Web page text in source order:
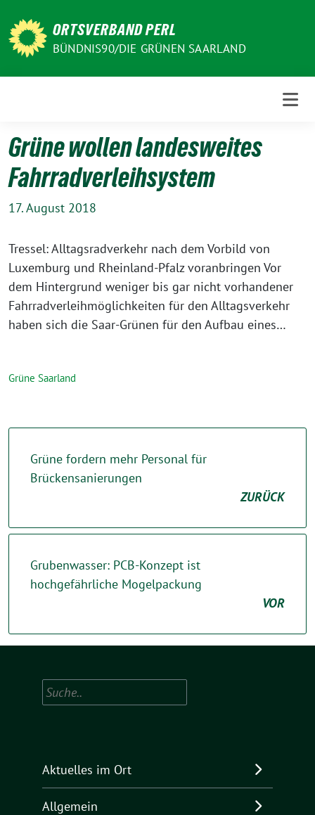
zum
Inhalt
ORTSVERBAND PERL
BÜNDNIS90/DIE GRÜNEN SAARLAND
Grüne wollen landesweites
Fahrradverleihsystem
17. August 2018
Tressel: Alltagsradverkehr nach dem Vorbild von
Luxemburg und Rheinland-Pfalz voranbringen Vor
dem Hintergrund weniger bis gar nicht vorhandener
Fahrradverleihmöglichkeiten für den Alltagsverkehr
haben sich die Saar-Grünen für den Aufbau eines…
Grüne Saarland
Grüne fordern mehr Personal für
Brückensanierungen
ZURÜCK
Grubenwasser: PCB-Konzept ist
hochgefährliche Mogelpackung
VOR
Suchen
Aktuelles im Ort
Allgemein